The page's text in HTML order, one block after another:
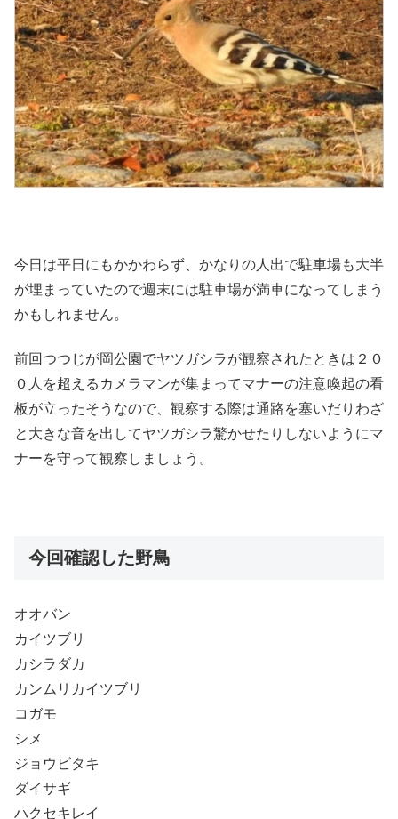
今日は平日にもかかわらず、かなりの人出で駐車場も大半
が埋まっていたので週末には駐車場が満車になってしまう
かもしれません。
前回つつじが岡公園でヤツガシラが観察されたときは２０
０人を超えるカメラマンが集まってマナーの注意喚起の看
板が立ったそうなので、観察する際は通路を塞いだりわざ
と大きな音を出してヤツガシラ驚かせたりしないようにマ
ナーを守って観察しましょう。
今回確認した野鳥
オオバン
カイツブリ
カシラダカ
カンムリカイツブリ
コガモ
シメ
ジョウビタキ
ダイサギ
ハクセキレイ